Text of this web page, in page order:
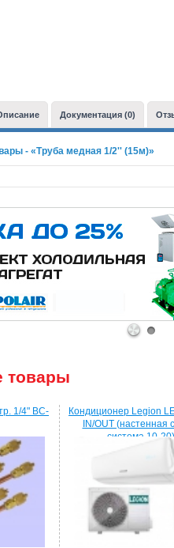
Документация (0)
- «Труба медная 1/2'' (15м)»
1 2
товары
1/4" BC-
Кондиционер Legion
IN/OUT (настенная
система 10-20)